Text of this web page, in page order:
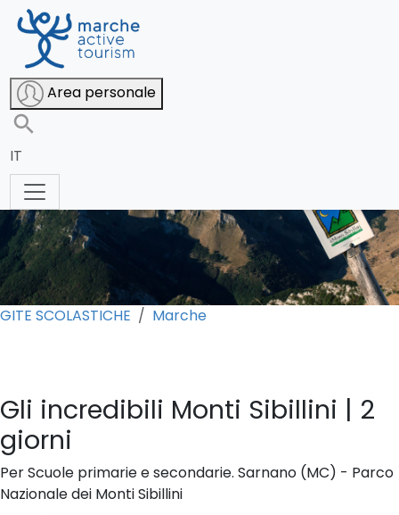
Area personale
IT
GITE SCOLASTICHE Marche
Gli incredibili Monti Sibillini | 2
giorni
Per Scuole primarie e secondarie. Sarnano (MC) - Parco
Nazionale dei Monti Sibillini